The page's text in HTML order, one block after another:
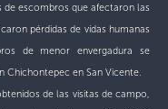
de escombros que afectaron las
pérdidas de vidas humanas
de menor envergadura se
Chichontepec en San Vicente.
de las visitas de campo,